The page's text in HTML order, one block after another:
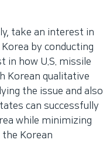
take an interest in
by conducting
in how U.S. missile
Korean qualitative
the issue and also
can successfully
while minimizing
Korean